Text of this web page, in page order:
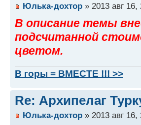
Юлька-дохтор » 2013 авг 16,
В описание темы
подсчитанной
цветом.
В горы = ВМЕСТЕ !!! >>
Re: Архипелаг
Юлька-дохтор » 2013 авг 16,